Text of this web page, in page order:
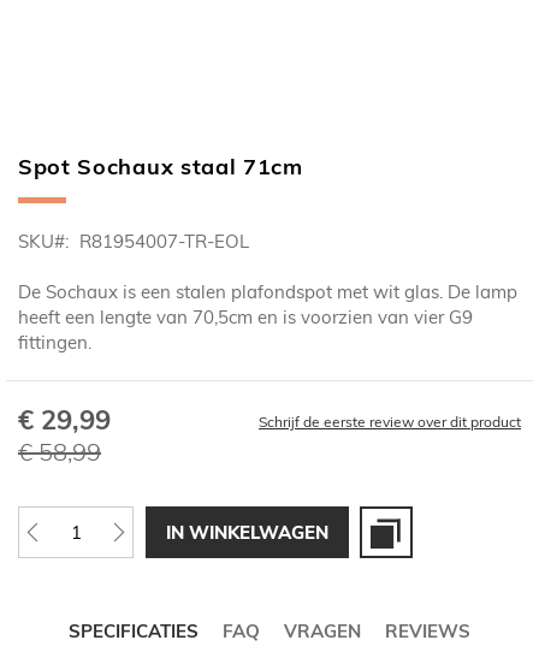
Ga
naar
begin
de
afbeeldingen-
gallerij
Spot Sochaux staal 71cm
SKU R81954007-TR-EOL
De Sochaux is een stalen plafondspot met wit glas. De lamp
heeft een lengte van 70,5cm en is voorzien van vier G9
fittingen.
Speciale
prijs
€ 29,99
€ 58,99
Schrijf de eerste review over dit product
IN WINKELWAGEN
SPECIFICATIES FAQ VRAGEN REVIEWS